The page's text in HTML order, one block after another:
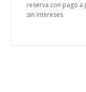
reserva con pago a
sin intereses